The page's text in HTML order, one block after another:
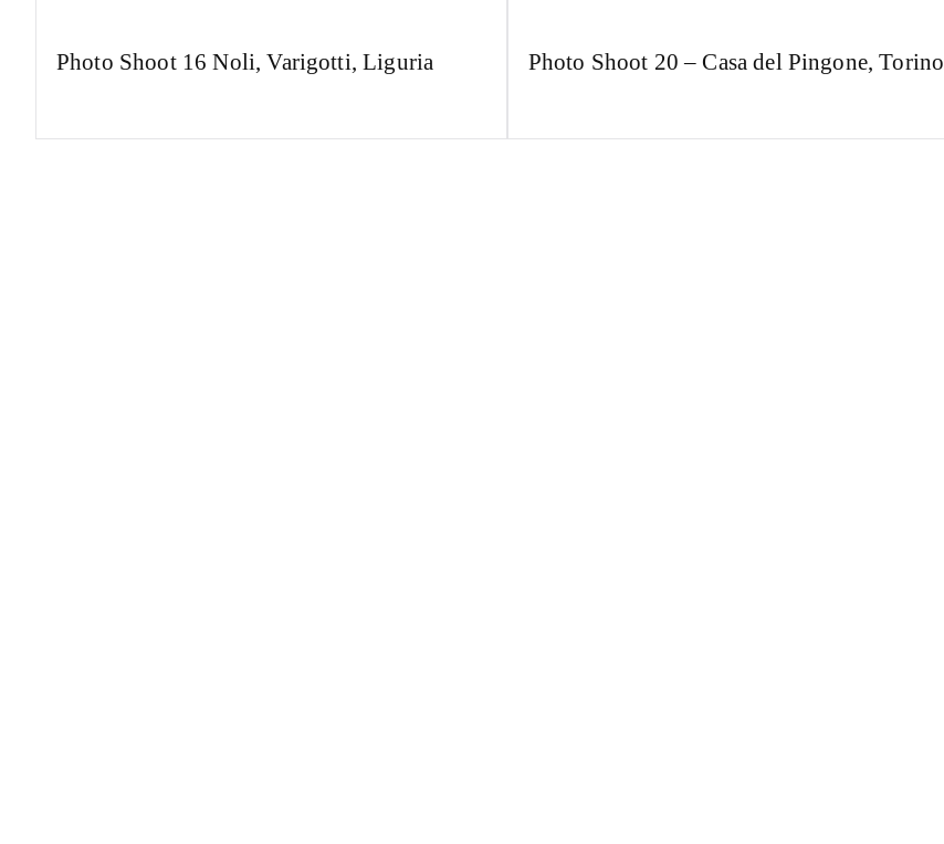
Photo Shoot 16 Noli, Varigotti, Liguria Photo Shoot 20 – Casa del Pingone, Torino